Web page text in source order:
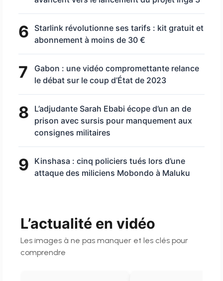
6
Starlink révolutionne ses tarifs : kit gratuit et
abonnement à moins de 30 €
7
Gabon : une vidéo compromettante relance
le débat sur le coup d’État de 2023
8
L’adjudante Sarah Ebabi écope d’un an de
prison avec sursis pour manquement aux
consignes militaires
9
Kinshasa : cinq policiers tués lors d’une
attaque des miliciens Mobondo à Maluku
L’actualité en vidéo
Les images à ne pas manquer et les clés pour
comprendre